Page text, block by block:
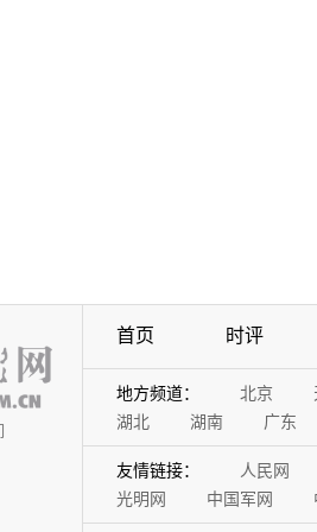
首页 时评
地方频道： 北京
湖北
湖南 广东
友情链接： 人民网
光明网
中国军网